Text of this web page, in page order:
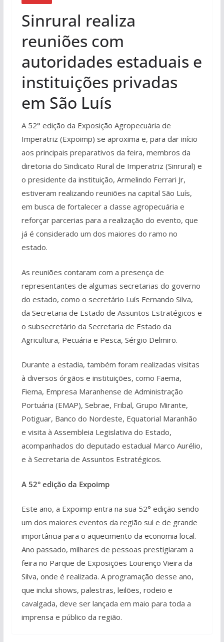
Sinrural realiza
reuniões com
autoridades estaduais e
instituições privadas
em São Luís
A 52° edição da Exposição Agropecuária de
Imperatriz (Expoimp) se aproxima e, para dar início
aos principais preparativos da feira, membros da
diretoria do Sindicato Rural de Imperatriz (Sinrural) e
o presidente da instituição, Armelindo Ferrari Jr,
estiveram realizando reuniões na capital São Luís,
em busca de fortalecer a classe agropecuária e
reforçar parcerias para a realização do evento, que
já é considerado um dos maiores do ramo no
estado.
As reuniões contaram com a presença de
representantes de algumas secretarias do governo
do estado, como o secretário Luís Fernando Silva,
da Secretaria de Estado de Assuntos Estratégicos e
o subsecretário da Secretaria de Estado da
Agricultura, Pecuária e Pesca, Sérgio Delmiro.
Durante a estadia, também foram realizadas visitas
à diversos órgãos e instituições, como Faema,
Fiema, Empresa Maranhense de Administração
Portuária (EMAP), Sebrae, Fribal, Grupo Mirante,
Potiguar, Banco do Nordeste, Equatorial Maranhão
e visita à Assembleia Legislativa do Estado,
acompanhados do deputado estadual Marco Aurélio,
e à Secretaria de Assuntos Estratégicos.
A 52° edição da Expoimp
Este ano, a Expoimp entra na sua 52° edição sendo
um dos maiores eventos da região sul e de grande
importância para o aquecimento da economia local.
Ano passado, milhares de pessoas prestigiaram a
feira no Parque de Exposições Lourenço Vieira da
Silva, onde é realizada. A programação desse ano,
que inclui shows, palestras, leilões, rodeio e
cavalgada, deve ser lançada em maio para toda a
imprensa e público da região.